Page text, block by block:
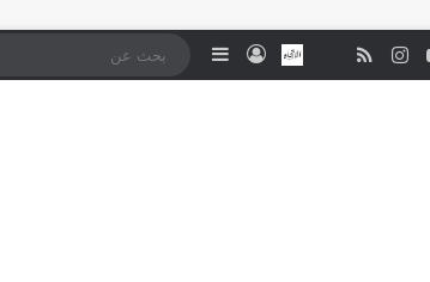
‫YouTube
انستقرامملخص الموقع RSS
نبض اتصل بــنـا
تسجيل الدخول
إضافة عمود جانبي